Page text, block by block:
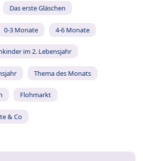
Das erste Gläschen
0-3 Monate 4-6 Monate
im 2. Lebensjahr
Thema des Monats
Flohmarkt
& Co